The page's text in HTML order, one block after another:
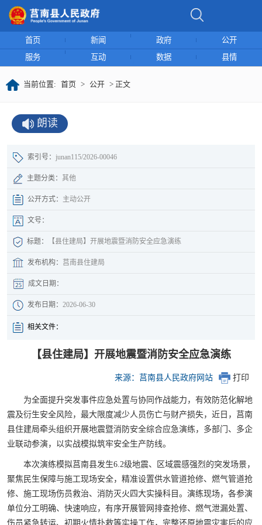
首页 新闻 政府
公开
服务
互动 数据 县情
当前位置: 首页 > 公开 > 正文
朗读
索引号： junan115/2026-00046
主题分类： 其他
公开方式： 主动公开
文号：
标题： 【县住建局】开展地震暨消防安全应急演练
发布机构： 莒南县住建局
成文日期：
发布日期： 2026-06-30
相关文件：
【县住建局】开展地震暨消防安全应急演练
来源：莒南县人民政府网站 打印
为全面提升突发事件应急处置与协同作战能力，有效防范化解地
震及衍生安全风险，最大限度减少人员伤亡与财产损失，近日，莒南
县住建局牵头组织开展地震暨消防安全综合应急演练，多部门、多企
业联动参演，以实战模拟筑牢安全生产防线。
本次演练模拟莒南县发生6.2级地震、区域震感强烈的突发场景，
聚焦民生保障与施工现场安全，精准设置供水管道抢修、燃气管道抢
修、施工现场伤员救治、消防灭火四大实操科目。演练现场，各参演
单位分工明确、快速响应，有序开展管网排查抢修、燃气泄漏处置、
伤员紧急转运、初期火情扑救等实操工作，完整还原地震灾害后的应